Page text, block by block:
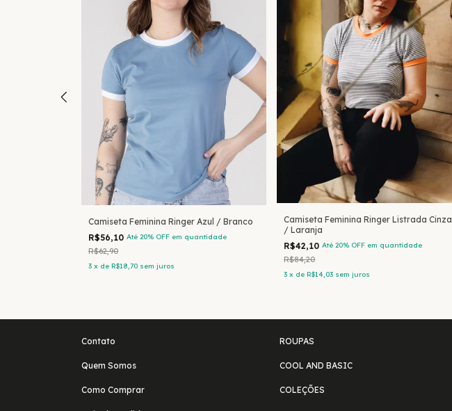
Camiseta Feminina Ringer Azul / Branco
R$56,10 Até 20% OFF em quantidade
R$62,90
3 x de R$18,70 sem juros
Camiseta Feminina Ringer Listrada Cinza
/ Laranja
R$42,10Até 20% OFF em quantidade
R$84,20
3 x deR$14,03 sem juros
Contato
Quem Somos
Como Comprar
ROUPAS
COOL AND BASIC
COLEÇÕES